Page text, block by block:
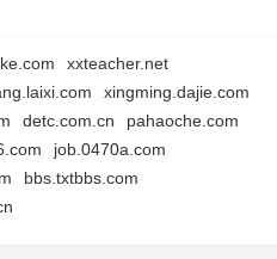
xxteacher.net
xingming.dajie.com
detc.com.cn
pahaoche.com
job.0470a.com
bbs.txtbbs.com